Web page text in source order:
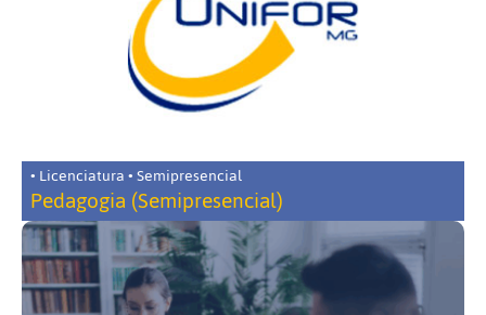
• Licenciatura • Semipresencial
Pedagogia (Semipresencial)